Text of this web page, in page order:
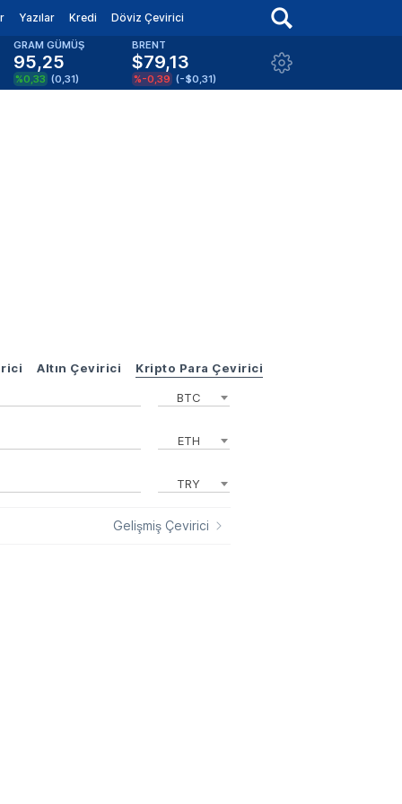
Yazılar Kredi Döviz Çevirici
GRAM GÜMÜŞ
95,25
%0,33 (0,31)
BRENT
$79,13
%-0,39 (-$0,31)
Altın Çevirici Kripto Para Çevirici
BTC
ETH
TRY
Gelişmiş Çevirici